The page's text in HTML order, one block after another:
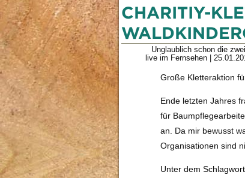
CHARITIY-
Unglaublich schon die
live im Fernsehen
Große Kletteraktion
Ende letzten Jahres
für
an. Da mir bewusst
Organisationen sind
Unter dem